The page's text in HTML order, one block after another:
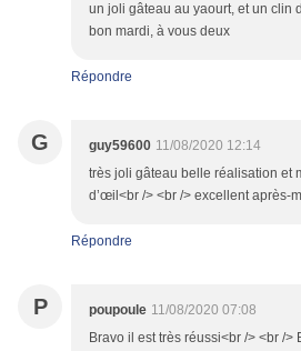
un joli gâteau au yaourt, et un clin
bon mardi, à vous deux
Répondre
G guy59600 11/08/2020 12:14
très joli gâteau belle réalisation et
d’œil<br /> <br /> excellent après-
Répondre
P poupoule 11/08/2020 07:08
Bravo il est très réussi<br /> <br /